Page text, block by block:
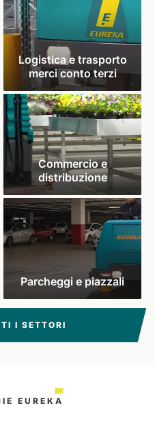
Logistica e trasporto
merci conto terzi
Commercio e
distribuzione
Parcheggi e piazzali
I SETTORI
EUREKA